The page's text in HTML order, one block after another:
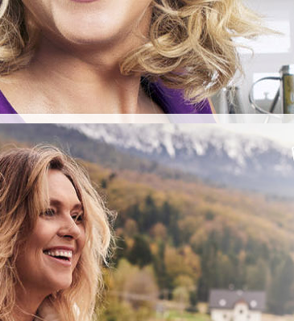
PIECZYSTE POD
CHMURKĄ!
Przepisy na grilla;-)